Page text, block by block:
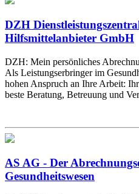
DZH
Hilfsmittelanbieter GmbH
DZH: Mein persönliches
Als Leistungserbringer im
hohen Anspruch an Ihre Arbeit:
beste Beratung, Betreuung und
AS AG - Der
Gesundheitswesen